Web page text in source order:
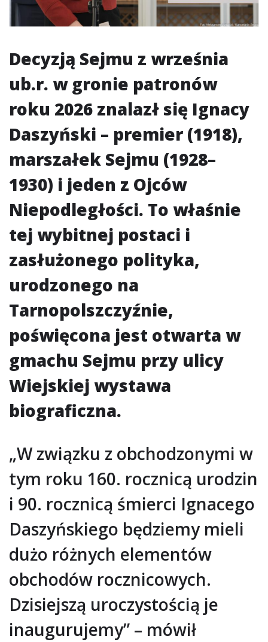
Decyzją Sejmu z września
ub.r. w gronie patronów
roku 2026 znalazł się Ignacy
Daszyński – premier (1918),
marszałek Sejmu (1928–
1930) i jeden z Ojców
Niepodległości. To właśnie
tej wybitnej postaci i
zasłużonego polityka,
urodzonego na
Tarnopolszczyźnie,
poświęcona jest otwarta w
gmachu Sejmu przy ulicy
Wiejskiej wystawa
biograficzna.
„W związku z obchodzonymi w
tym roku 160. rocznicą urodzin
i 90. rocznicą śmierci Ignacego
Daszyńskiego będziemy mieli
dużo różnych elementów
obchodów rocznicowych.
Dzisiejszą uroczystością je
inaugurujemy” – mówił